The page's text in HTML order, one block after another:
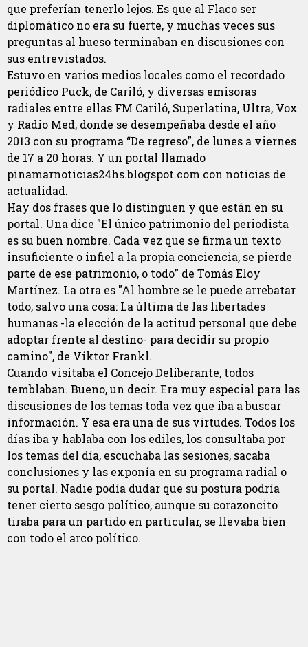
que preferían tenerlo lejos. Es que al Flaco ser
diplomático no era su fuerte, y muchas veces sus
preguntas al hueso terminaban en discusiones con
sus entrevistados.
Estuvo en varios medios locales como el recordado
periódico Puck, de Cariló, y diversas emisoras
radiales entre ellas FM Cariló, Superlatina, Ultra, Vox
y Radio Med, donde se desempeñaba desde el año
2013 con su programa “De regreso”, de lunes a viernes
de 17 a 20 horas. Y un portal llamado
pinamarnoticias24hs.blogspot.com con noticias de
actualidad.
Hay dos frases que lo distinguen y que están en su
portal. Una dice "El único patrimonio del periodista
es su buen nombre. Cada vez que se firma un texto
insuficiente o infiel a la propia conciencia, se pierde
parte de ese patrimonio, o todo” de Tomás Eloy
Martínez. La otra es "Al hombre se le puede arrebatar
todo, salvo una cosa: La última de las libertades
humanas -la elección de la actitud personal que debe
adoptar frente al destino- para decidir su propio
camino", de Víktor Frankl.
Cuando visitaba el Concejo Deliberante, todos
temblaban. Bueno, un decir. Era muy especial para las
discusiones de los temas toda vez que iba a buscar
información. Y esa era una de sus virtudes. Todos los
días iba y hablaba con los ediles, los consultaba por
los temas del día, escuchaba las sesiones, sacaba
conclusiones y las exponía en su programa radial o
su portal. Nadie podía dudar que su postura podría
tener cierto sesgo político, aunque su corazoncito
tiraba para un partido en particular, se llevaba bien
con todo el arco político.